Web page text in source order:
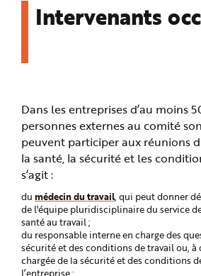
Intervenants
Dans les entreprises d’au moins
personnes externes au comité
peuvent participer aux réunions
la santé, la sécurité et les
s’agit :
du médecin du travail, qui peut donner
de l'équipe pluridisciplinaire du service
santé au travail ;
du responsable interne en charge des
sécurité et des conditions de travail ou, à
chargée de la sécurité et des conditions
l’entreprise ;